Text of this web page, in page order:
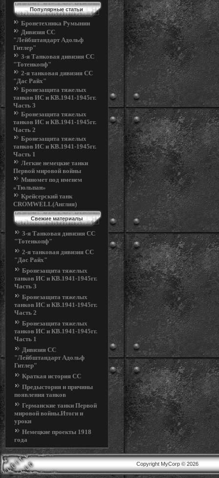
Популярные статьи
Бронетехника Румынии
Дивизия СС
"Лейбштандарт Адольф
Гитлер"
3-я Танковая дивизия СС
"Тотенкопф"
2-я танковая дивизия СС
"Дас Райх"
Бронезащита тяжелых
танков ИС и КВ.1941-1945гг.
Часть 3
Бронезащита тяжелых
танков ИС и КВ.1941-1945гг.
Часть 2
Бронезащита тяжелых
танков ИС и КВ.1941-1945гг.
Часть 1
Легкие немецкие танки
Первой мировой войны
Миномет под именем
«Тюльпан»
Крейсерский танк
CROMWELL(Англия)
Свежие материалы
3-я Танковая дивизия СС
"Тотенкопф"
2-я танковая дивизия СС
"Дас Райх"
Бронезащита тяжелых
танков ИС и КВ.1941-1945гг.
Часть 3
Бронезащита тяжелых
танков ИС и КВ.1941-1945гг.
Часть 2
Бронезащита тяжелых
танков ИС и КВ.1941-1945гг.
Часть 1
Дивизия СС
"Лейбштандарт Адольф
Гитлер"
Краткая история СС
Предыстория и причины
появления танков
Германские танки Первой
мировой войны.Итоги и
уроки
Немецкие проекты 1918
года
Copyright MyCorp © 2026